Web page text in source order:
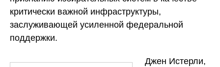
критически важной инфраструктуры,
заслуживающей усиленной федеральной
поддержки.
Джен Истерли,